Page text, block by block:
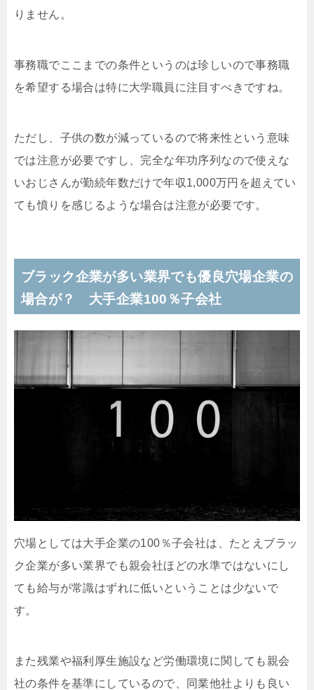
りません。
事務職でここまでの条件というのは珍しいので事務職
を希望する場合は特に大学職員に注目すべきですね。
ただし、子供の数が減っているので将来性という意味
では注意が必要ですし、完全な年功序列なので使えな
いおじさんが勤続年数だけで年収1,000万円を超えてい
ても憤りを感じるような場合は注意が必要です。
ブラック企業が多い業界でも優良穴場企業の
場合が？ 大手企業100％子会社
穴場としては大手企業の100％子会社は、たとえブラッ
ク企業が多い業界でも親会社ほどの水準ではないにし
ても給与が常識はずれに低いということは少ないで
す。
また残業や福利厚生施設など労働環境に関しても親会
社の条件を基準にしているので、同業他社よりも良い